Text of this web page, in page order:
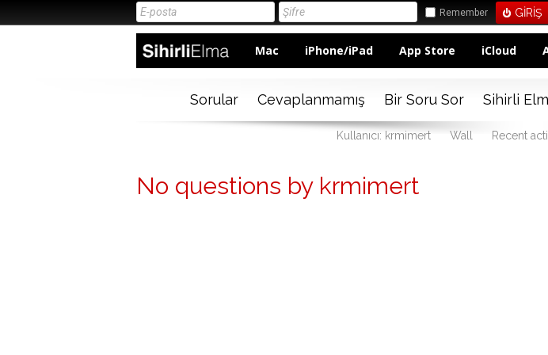
Remember
Mac iPhone/iPad App Store iCloud
Sorular Cevaplanmamış Bir Soru Sor Sihirli
Kullanıcı: krmimert Wall Recent
No questions by krmimert